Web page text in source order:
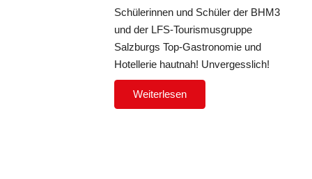
Schülerinnen und Schüler der BHM3
und der LFS-Tourismusgruppe
Salzburgs Top-Gastronomie und
Hotellerie hautnah! Unvergesslich!
Weiterlesen